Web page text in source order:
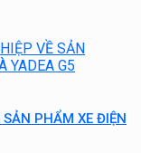
PHẨM XE ĐIỆN